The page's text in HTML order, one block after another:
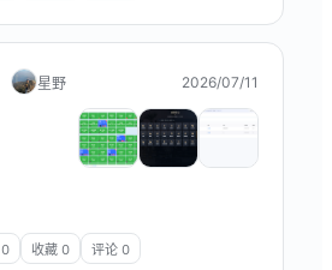
星野 2026/07/11
0 收藏 0 评论 0